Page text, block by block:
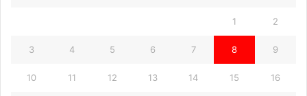
1 2
3 4 5 6 7 8 9
10 11 12 13 14 15 16